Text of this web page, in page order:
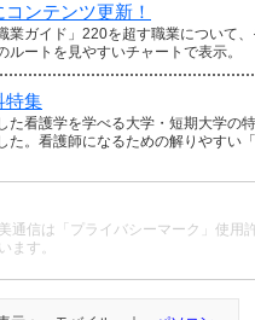
ンテンツ更新！
業ガイド」220を超す職業について
ルートを見やすいチャートで表示。
特集
た看護学を学べる大学・短期大学の
た。看護師になるための解りやすい「
通信は「プライバシーマーク」使用
ます。